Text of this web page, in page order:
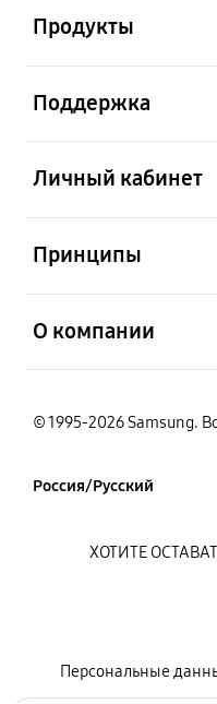
Продукты
Поддержка
Личный кабинет
Принципы
О компании
© 1995-2026 Samsung.
Россия/Русский
Персональные
ХОТИТЕ